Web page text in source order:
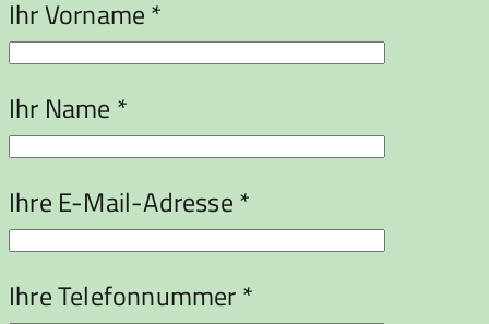
Ihr Vorname *
Ihr Name *
Ihre E-Mail-Adresse *
Ihre Telefonnummer *